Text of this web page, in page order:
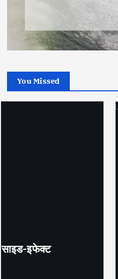
You Missed
सेक्स के अलावा भी कंडोम